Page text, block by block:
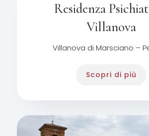
Residenza
Villanova
Villanova di Marsciano –
Scopri di più